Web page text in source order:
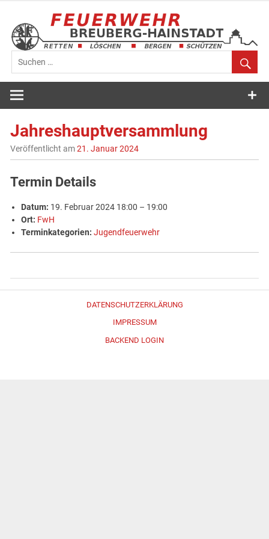
springen
Feuerwehr
Breuberg-
Hainstadt
Jahreshauptversammlung
Veröffentlicht am21. Januar 2024
Termin Details
Datum: 19. Februar 2024 18:00 – 19:00
Ort: FwH
Terminkategorien: Jugendfeuerwehr
DATENSCHUTZERKLÄRUNG
IMPRESSUM
BACKEND LOGIN